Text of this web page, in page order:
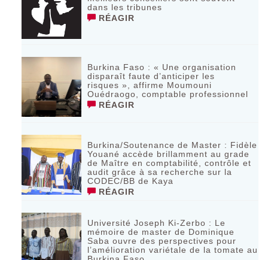
dans les tribunes
RÉAGIR
Burkina Faso : « Une organisation
disparaît faute d’anticiper les
risques », affirme Moumouni
Ouédraogo, comptable professionnel
RÉAGIR
Burkina/Soutenance de Master : Fidèle
Youané accède brillamment au grade
de Maître en comptabilité, contrôle et
audit grâce à sa recherche sur la
CODEC/BB de Kaya
RÉAGIR
Université Joseph Ki-Zerbo : Le
mémoire de master de Dominique
Saba ouvre des perspectives pour
l’amélioration variétale de la tomate au